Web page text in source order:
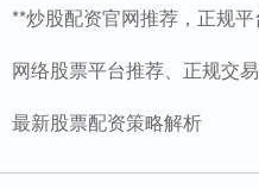
**炒股配资官网推荐，正规
网络股票平台推荐、正规交
最新股票配资策略解析